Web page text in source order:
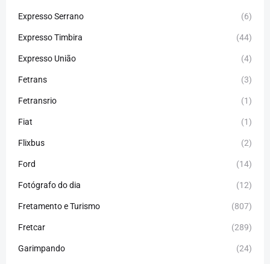
Expresso Serrano (6)
Expresso Timbira (44)
Expresso União (4)
Fetrans (3)
Fetransrio (1)
Fiat (1)
Flixbus (2)
Ford (14)
Fotógrafo do dia (12)
Fretamento e Turismo (807)
Fretcar (289)
Garimpando (24)